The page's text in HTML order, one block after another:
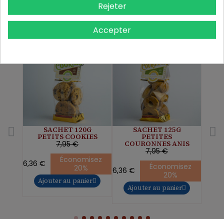
Vous aimerez aussi
SACHET 120G
PETITS COOKIES
7,95 €
6,36 €
Économisez
20%
Ajouter au panier
SACHET 125G
PETITES
COURONNES ANIS
7,95 €
6,36 €
Économisez
20%
Ajouter au panier
Rejeter
Accepter